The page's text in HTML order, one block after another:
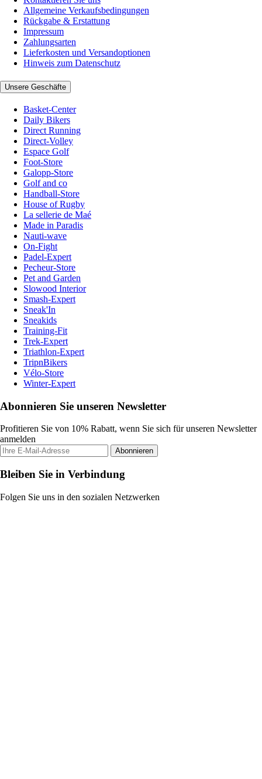
Allgemeine Verkaufsbedingungen
Rückgabe & Erstattung
Impressum
Zahlungsarten
Lieferkosten und Versandoptionen
Hinweis zum Datenschutz
Unsere Geschäfte
Basket-Center
Daily Bikers
Direct Running
Direct-Volley
Espace Golf
Foot-Store
Galopp-Store
Golf and co
Handball-Store
House of Rugby
La sellerie de Maé
Made in Paradis
Nauti-wave
On-Fight
Padel-Expert
Pecheur-Store
Pet and Garden
Slowood Interior
Smash-Expert
Sneak'In
Sneakids
Training-Fit
Trek-Expert
Triathlon-Expert
TripnBikers
Vélo-Store
Winter-Expert
Abonnieren Sie unseren Newsletter
Profitieren Sie von 10% Rabatt, wenn Sie sich für unseren Newsletter
anmelden
Abonnieren
Bleiben Sie in Verbindung
Folgen Sie uns in den sozialen Netzwerken